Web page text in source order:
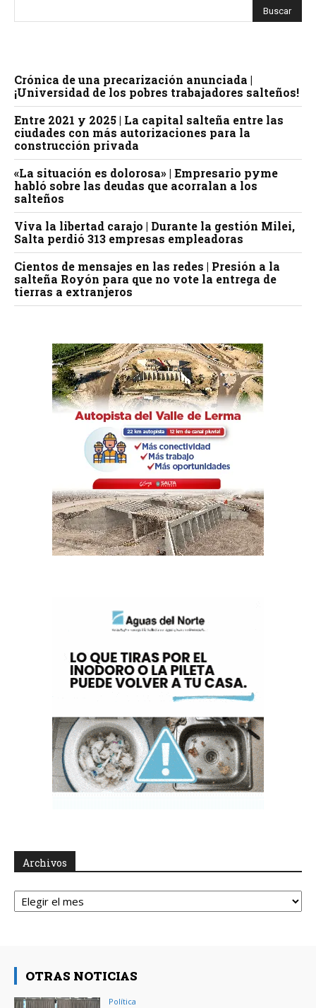
Crónica de una precarización anunciada |
¡Universidad de los pobres trabajadores salteños!
Entre 2021 y 2025 | La capital salteña entre las
ciudades con más autorizaciones para la
construcción privada
«La situación es dolorosa» | Empresario pyme
habló sobre las deudas que acorralan a los
salteños
Viva la libertad carajo | Durante la gestión Milei,
Salta perdió 313 empresas empleadoras
Cientos de mensajes en las redes | Presión a la
salteña Royón para que no vote la entrega de
tierras a extranjeros
Archivos
Archivos
OTRAS NOTICIAS
Política